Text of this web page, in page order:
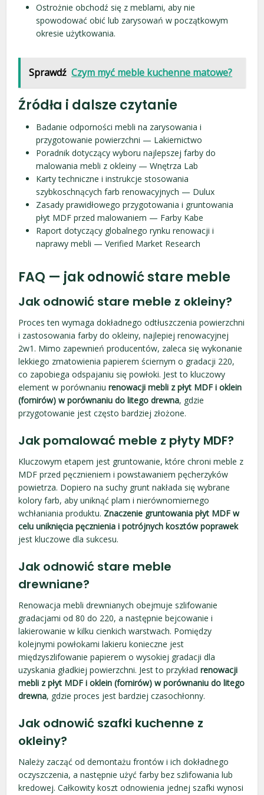
Ostrożnie obchodź się z meblami, aby nie
spowodować obić lub zarysowań w początkowym
okresie użytkowania.
Sprawdź Czym myć meble kuchenne matowe?
Źródła i dalsze czytanie
Badanie odporności mebli na zarysowania i
przygotowanie powierzchni — Lakiernictwo
Poradnik dotyczący wyboru najlepszej farby do
malowania mebli z okleiny — Wnętrza Lab
Karty techniczne i instrukcje stosowania
szybkoschnących farb renowacyjnych — Dulux
Zasady prawidłowego przygotowania i gruntowania
płyt MDF przed malowaniem — Farby Kabe
Raport dotyczący globalnego rynku renowacji i
naprawy mebli — Verified Market Research
FAQ — jak odnowić stare meble
Jak odnowić stare meble z okleiny?
Proces ten wymaga dokładnego odtłuszczenia powierzchni
i zastosowania farby do okleiny, najlepiej renowacyjnej
2w1. Mimo zapewnień producentów, zaleca się wykonanie
lekkiego zmatowienia papierem ściernym o gradacji 220,
co zapobiega odspajaniu się powłoki. Jest to kluczowy
element w porównaniurenowacji mebli z płyt MDF i oklein
(fornirów) w porównaniu do litego drewna, gdzie
przygotowanie jest często bardziej złożone.
Jak pomalować meble z płyty MDF?
Kluczowym etapem jest gruntowanie, które chroni meble z
MDF przed pęcznieniem i powstawaniem pęcherzyków
powietrza. Dopiero na suchy grunt nakłada się wybrane
kolory farb, aby uniknąć plam i nierównomiernego
wchłaniania produktu. Znaczenie gruntowania płyt MDF w
celu uniknięcia pęcznienia i potrójnych kosztów poprawek
jest kluczowe dla sukcesu.
Jak odnowić stare meble
drewniane?
Renowacja mebli drewnianych obejmuje szlifowanie
gradacjami od 80 do 220, a następnie bejcowanie i
lakierowanie w kilku cienkich warstwach. Pomiędzy
kolejnymi powłokami lakieru konieczne jest
międzyszlifowanie papierem o wysokiej gradacji dla
uzyskania gładkiej powierzchni. Jest to przykładrenowacji
mebli z płyt MDF i oklein (fornirów) w porównaniu do litego
drewna, gdzie proces jest bardziej czasochłonny.
Jak odnowić szafki kuchenne z
okleiny?
Należy zacząć od demontażu frontów i ich dokładnego
oczyszczenia, a następnie użyć farby bez szlifowania lub
kredowej. Całkowity koszt odnowienia jednej szafki wynosi